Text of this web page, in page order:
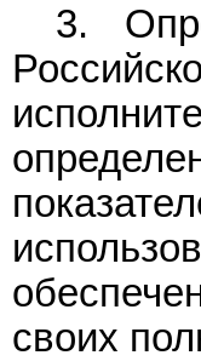
3.
своих